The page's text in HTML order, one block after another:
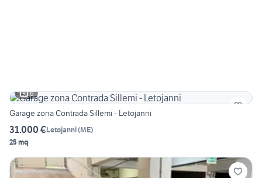
6
Garage zona Contrada Sillemi - Letojanni
31.000 €Letojanni(ME)
25 mq